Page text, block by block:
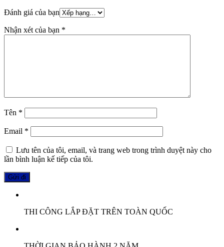
Đánh giá của bạn
Nhận xét của bạn *
Tên *
Email *
Lưu tên của tôi, email, và trang web trong trình duyệt này cho
lần bình luận kế tiếp của tôi.
THI CÔNG LẮP ĐẶT TRÊN TOÀN QUỐC